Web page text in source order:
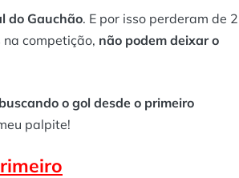
do Gauchão. E por isso perderam de 2
competição, não podem deixar o
buscando o gol desde o primeiro
palpite!